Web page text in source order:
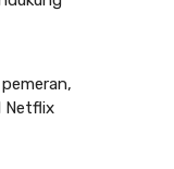
Netflix